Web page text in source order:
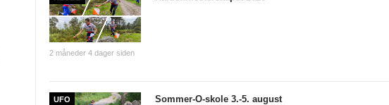
2 måneder 4 dager siden
UFO Sommer-O-skole 3.-5. august